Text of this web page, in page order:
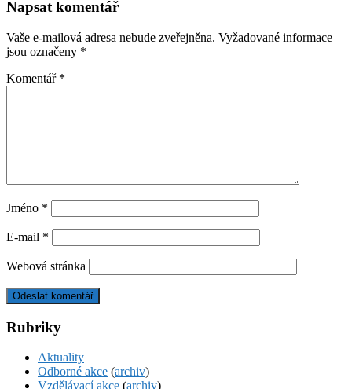
Napsat komentář
Vaše e-mailová adresa nebude zveřejněna. Vyžadované informace
jsou označeny *
Komentář *
Jméno *
E-mail *
Webová stránka
Rubriky
Aktuality
Odborné akce (archiv)
Vzdělávací akce (archiv)